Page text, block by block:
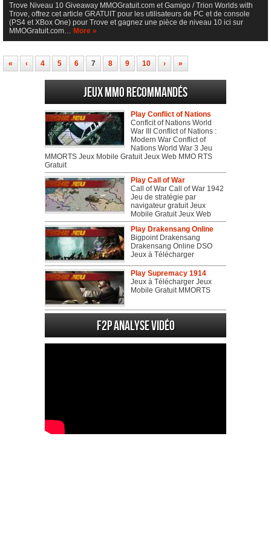
Trove Niveau 10 Giveaway MMOGratuit.com et Gamigo / Trion Worlds with
Trove, offrez cet article GRATUIT pour les utilisateurs de PC et de console
(PS4 et XBox One) pour Trove et gagnez une pièce de niveau 10 ici sur
MMOGratuit.com… More »
« ‹ 4 5 6 7 8 9 10 › »
Jeux MMO recommandés
Play Conflict of Nations
Conflcit of Nations World
War III Conflict of Nations :
Modern War Conflict of
Nations World War 3 Jeu
MMORTS Jeux Mobile Gratuit Jeux Web MMO RTS
Gratuit
Play Call of War
Call of War Call of War 1942
Jeu de stratégie par
navigateur gratuit Jeux
Mobile Gratuit Jeux Web
Play Drakensang Online
Bigpoint Drakensang
Drakensang Online DSO
Jeux à Télécharger
Play Supremacy 1914
Jeux à Télécharger Jeux
Mobile Gratuit MMORTS
F2P Analyse vidéo